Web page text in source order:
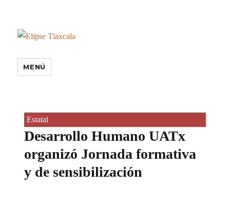
MENÚ
Estatal
Desarrollo Humano UATx
organizó Jornada formativa
y de sensibilización